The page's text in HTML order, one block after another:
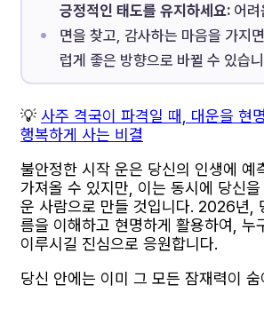
긍정적인 태도를 유지하세요:어려
면을 찾고, 감사하는 마음을 가지
럽게 좋은 방향으로 바뀔 수 있습
💡 사주 격국이 파격일 때, 대운을 현
행복하게 사는 비결
불안정한 시작 운은 당신의 인생에 예
가져올 수 있지만, 이는 동시에 당신
운 사람으로 만들 것입니다. 2026년,
름을 이해하고 현명하게 활용하여, 누
이루시길 진심으로 응원합니다.
당신 안에는 이미 그 모든 잠재력이